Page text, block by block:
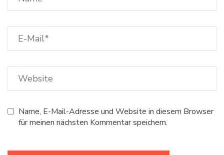
Name, E-Mail-Adresse und Website in diesem Browser
für meinen nächsten Kommentar speichern.